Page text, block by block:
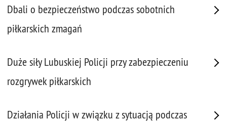
Dbali o bezpieczeństwo podczas sobotnich
piłkarskich zmagań
Duże siły Lubuskiej Policji przy zabezpieczeniu
rozgrywek piłkarskich
Działania Policji w związku z sytuacją podczas